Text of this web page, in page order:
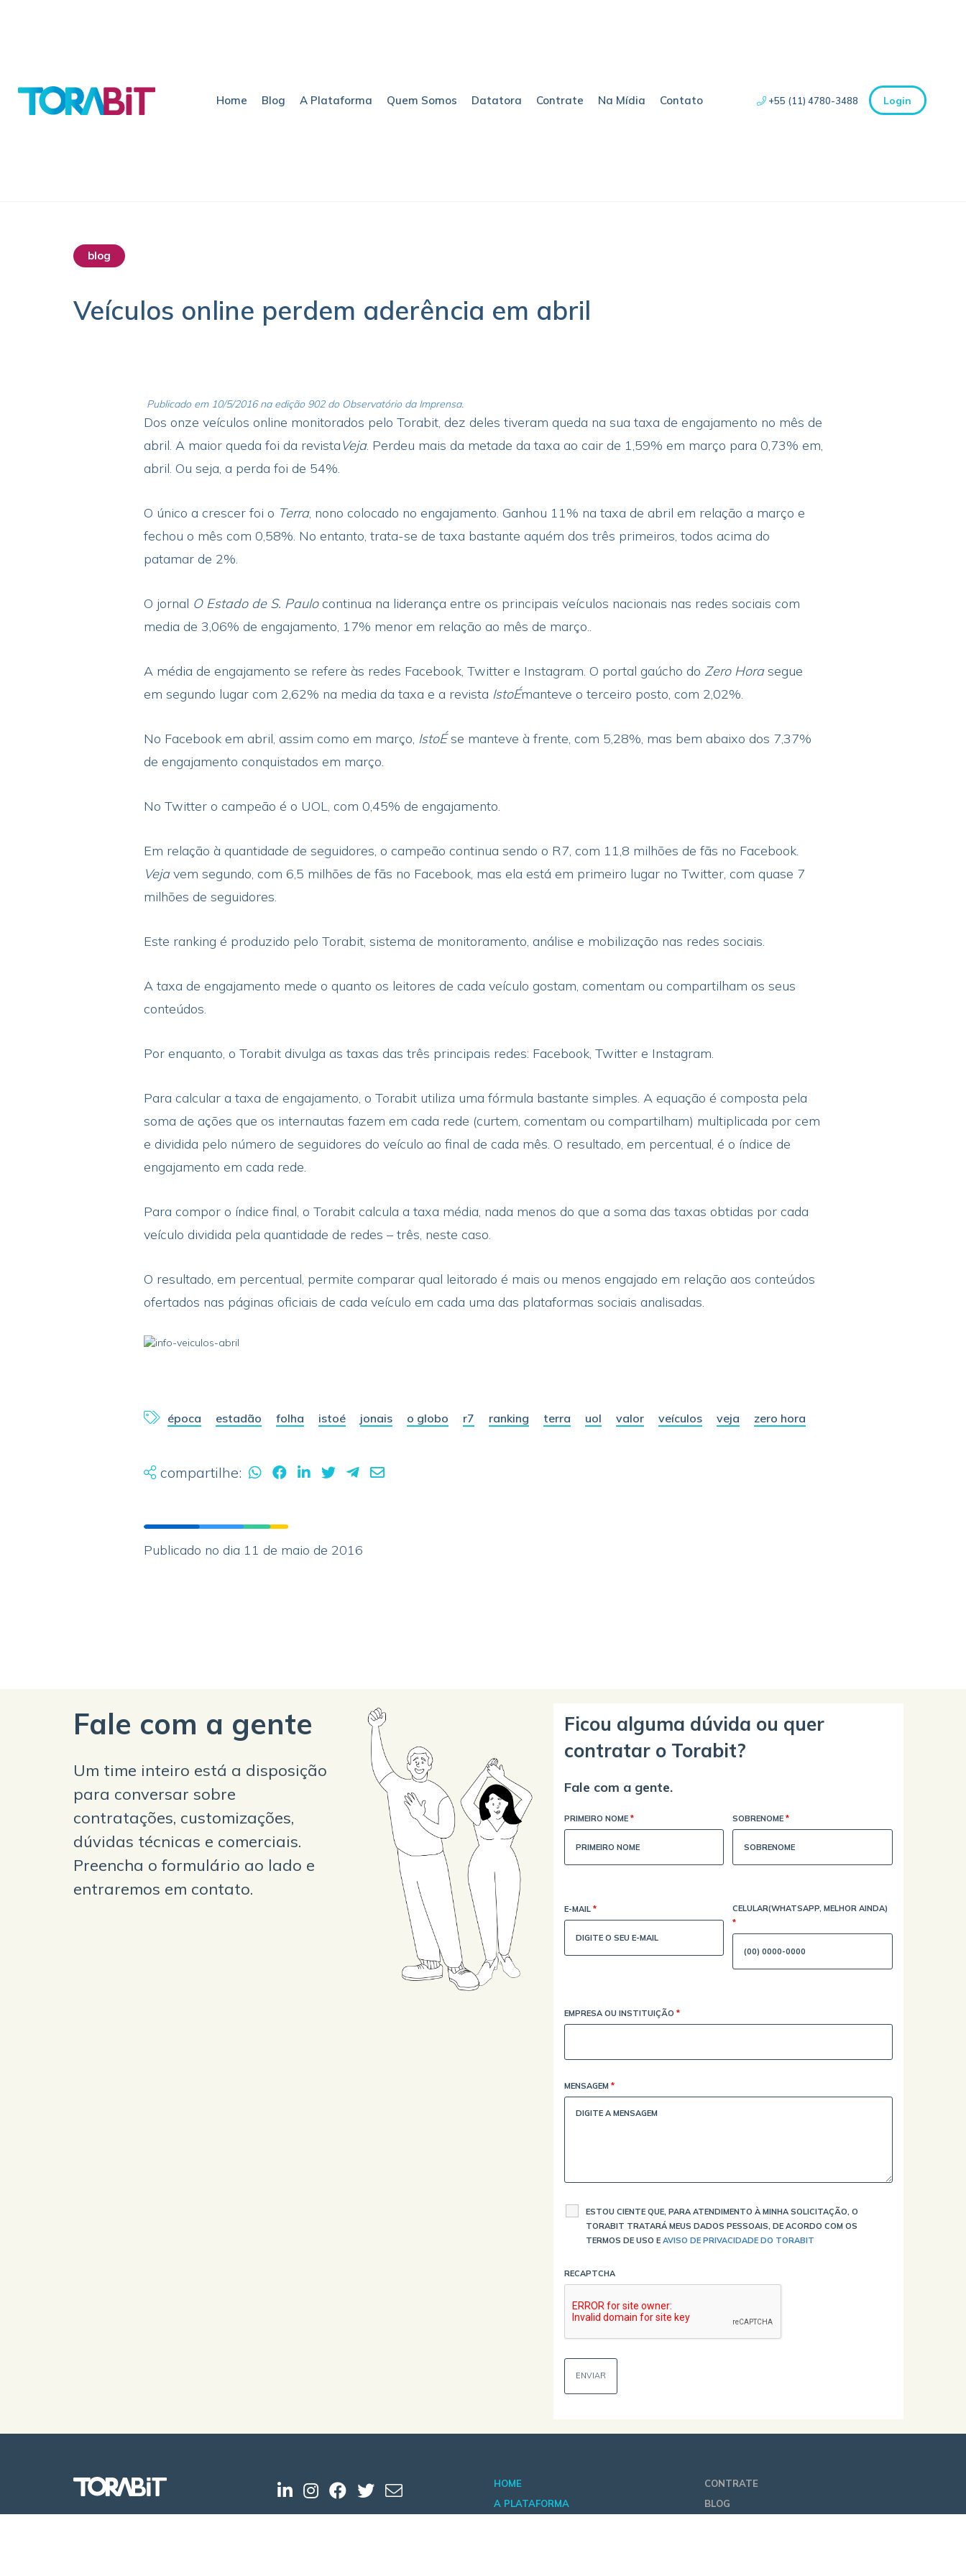
Home Blog A Plataforma Quem Somos Datatora Contrate Na Mídia Contato +55 (11) 4780-3488 Login
blog
Veículos online perdem aderência em abril
Publicado em 10/5/2016 na edição 902 do Observatório da Imprensa.
Dos onze veículos online monitorados pelo Torabit, dez deles tiveram queda na sua taxa de engajamento no mês de
abril. A maior queda foi da revistaVeja. Perdeu mais da metade da taxa ao cair de 1,59% em março para 0,73% em,
abril. Ou seja, a perda foi de 54%.
O único a crescer foi o Terra, nono colocado no engajamento. Ganhou 11% na taxa de abril em relação a março e
fechou o mês com 0,58%. No entanto, trata-se de taxa bastante aquém dos três primeiros, todos acima do
patamar de 2%.
O jornal O Estado de S. Paulocontinua na liderança entre os principais veículos nacionais nas redes sociais com
media de 3,06% de engajamento, 17% menor em relação ao mês de março..
A média de engajamento se refere às redes Facebook, Twitter e Instagram. O portal gaúcho do Zero Horasegue
em segundo lugar com 2,62% na media da taxa e a revista IstoÉmanteve o terceiro posto, com 2,02%.
No Facebook em abril, assim como em março, IstoÉse manteve à frente, com 5,28%, mas bem abaixo dos 7,37%
de engajamento conquistados em março.
No Twitter o campeão é o UOL, com 0,45% de engajamento.
Em relação à quantidade de seguidores, o campeão continua sendo o R7, com 11,8 milhões de fãs no Facebook.
Vejavem segundo, com 6,5 milhões de fãs no Facebook, mas ela está em primeiro lugar no Twitter, com quase 7
milhões de seguidores.
Este ranking é produzido pelo Torabit, sistema de monitoramento, análise e mobilização nas redes sociais.
A taxa de engajamento mede o quanto os leitores de cada veículo gostam, comentam ou compartilham os seus
conteúdos.
Por enquanto, o Torabit divulga as taxas das três principais redes: Facebook, Twitter e Instagram.
Para calcular a taxa de engajamento, o Torabit utiliza uma fórmula bastante simples. A equação é composta pela
soma de ações que os internautas fazem em cada rede (curtem, comentam ou compartilham) multiplicada por cem
e dividida pelo número de seguidores do veículo ao final de cada mês. O resultado, em percentual, é o índice de
engajamento em cada rede.
Para compor o índice final, o Torabit calcula a taxa média, nada menos do que a soma das taxas obtidas por cada
veículo dividida pela quantidade de redes – três, neste caso.
O resultado, em percentual, permite comparar qual leitorado é mais ou menos engajado em relação aos conteúdos
ofertados nas páginas oficiais de cada veículo em cada uma das plataformas sociais analisadas.
época estadão folha istoé jonais o globo r7 ranking terra uol valor veículos veja zero hora
compartilhe:
Publicado no dia 11 de maio de 2016
Fale com a gente
Um time inteiro está a disposição
para conversar sobre
contratações, customizações,
dúvidas técnicas e comerciais.
Preencha o formulário ao lado e
entraremos em contato.
Ficou alguma dúvida ou quer
contratar o Torabit?
Fale com a gente.
PRIMEIRO NOME * SOBRENOME*
E-MAIL *
CELULAR(WHATSAPP, MELHOR AINDA)
*
EMPRESA OU INSTITUIÇÃO *
MENSAGEM *
ESTOU CIENTE QUE, PARA ATENDIMENTO À MINHA SOLICITAÇÃO, O
TORABIT TRATARÁ MEUS DADOS PESSOAIS, DE ACORDO COM OS
TERMOS DE USO E AVISO DE PRIVACIDADE DO TORABIT
RECAPTCHA
HOME
A PLATAFORMA
CONTRATE
BLOG